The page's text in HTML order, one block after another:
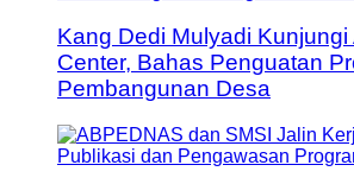
Kang Dedi Mulyadi Kunjungi
Center, Bahas Penguatan
Pembangunan Desa